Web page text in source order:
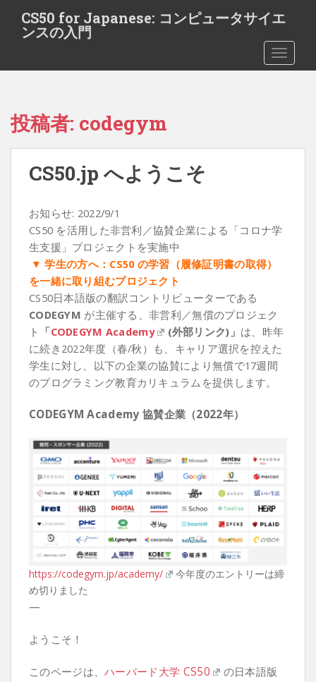
t
CS50 for Japanese: コンピュータサイエ
ンスの入門
投稿者: codegym
CS50.jp へようこそ
お知らせ: 2022/9/1
CS50 を活用した非営利／協賛企業による「コロナ学
生支援」プロジェクトを実施中
▼ 学生の方へ：CS50 の学習（履修証明書の取得）
を一緒に取り組むプロジェクト
CS50日本語版の翻訳コントリビューターである
CODEGYM が主催する、非営利／無償のプロジェク
ト
「CODEGYM Academy (外部リンク)」 は、昨年
に続き2022年度（春/秋）も、キャリア選択を控えた
学生に対し、以下の企業の協賛により無償で17週間
のプログラミング教育カリキュラムを提供します。
CODEGYM Academy 協賛企業（2022年）
https://codegym.jp/academy/
今年度のエントリーは締
め切りました
—
ようこそ！
このページは、ハーバード大学 CS50
の日本語版